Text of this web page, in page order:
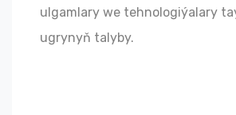
ulgamlary we tehnologiýalary
ugrynyň talyby.